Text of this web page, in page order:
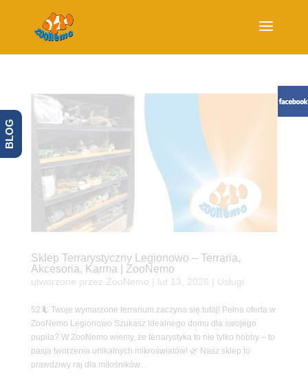
Sklep Terrarystyczny Legionowo – Terraria,
Akcesoria, Karma | ZooNemo
utworzone przez ZooNemo lut 13, 2026 Usługi
52🦎 Twoje wymarzone terrarium zaczyna się tutaj! Pełna oferta w
ZooNemo Legionowo Szukasz idealnego domu dla swojego
pupila? W ZooNemo wiemy, że terrarystyka to nie tylko hobby – to
pasja tworzenia unikalnych mikroświatów! 🌿 Nasz sklep to
prawdziwy raj dla miłośników...
BLOG